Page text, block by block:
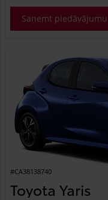
Saņemt piedāvājumu
#CA38138740
Toyota Yaris